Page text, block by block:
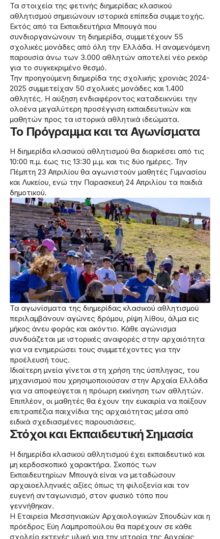
Τα στοιχεία της φετινής διημερίδας κλασικού
αθλητισμού σημειώνουν ιστορικά επίπεδα συμμετοχής.
Εκτός από τα Εκπαιδευτήρια Μπουγά που
συνδιοργανώνουν τη διημερίδα, συμμετέχουν 55
σχολικές μονάδες από όλη την Ελλάδα. Η αναμενόμενη
παρουσία άνω των 3.000 αθλητών αποτελεί νέο ρεκόρ
για το συγκεκριμένο θεσμό.
Την προηγούμενη διημερίδα της σχολικής χρονιάς 2024-
2025 συμμετείχαν 50 σχολικές μονάδες και 1.400
αθλητές. Η αύξηση ενδιαφέροντος καταδεικνύει την
ολοένα μεγαλύτερη προσέγγιση εκπαιδευτικών και
μαθητών προς τα ιστορικά αθλητικά ιδεώματα.
Το Πρόγραμμα και τα Αγωνίσματα
Η διημερίδα κλασικού αθλητισμού θα διαρκέσει από τις
10:00 π.μ. έως τις 13:30 μ.μ. και τις δύο ημέρες. Την
Πέμπτη 23 Απριλίου θα αγωνιστούν μαθητές Γυμνασίου
και Λυκείου, ενώ την Παρασκευή 24 Απριλίου τα παιδιά
δημοτικού.
Τα αγωνίσματα της διημερίδας κλασικού αθλητισμού
περιλαμβάνουν αγώνες δρόμου, ρίψη λίθου, άλμα εις
μήκος άνευ φοράς και ακόντιο. Κάθε αγώνισμα
συνδυάζεται με ιστορικές αναφορές στην αρχαιότητα
για να ενημερώσει τους συμμετέχοντες για την
προέλευσή τους.
Ιδιαίτερη μνεία γίνεται στη χρήση της ύσπληγας, του
μηχανισμού που χρησιμοποιούσαν στην Αρχαία Ελλάδα
για να αποφεύγεται η πρόωρη εκκίνηση των αθλητών.
Επιπλέον, οι μαθητές θα έχουν την ευκαιρία να παίξουν
επιτραπέζια παιχνίδια της αρχαιότητας μέσα από
ειδικά σχεδιασμένες παρουσιάσεις.
Στόχοι και Εκπαιδευτική Σημασία
Η διημερίδα κλασικού αθλητισμού έχει εκπαιδευτικό και
μη κερδοσκοπικό χαρακτήρα. Σκοπός των
Εκπαιδευτηρίων Μπουγά είναι να μεταδώσουν
αρχαιοελληνικές αξίες όπως τη φιλοξενία και τον
ευγενή ανταγωνισμό, στον φυσικό τόπο που
γεννήθηκαν.
Η Εταιρεία Μεσσηνιακών Αρχαιολογικών Σπουδών και η
πρόεδρος Εύη Λαμπροπούλου θα παρέχουν σε κάθε
σχολείο εκτενές υλικό για την ιστορία της Αρχαίας